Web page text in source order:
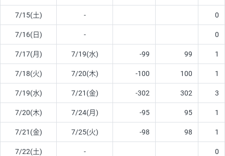
7/15(土) - 0
7/16(日) - 0
7/17(月) 7/19(水) -99 99 1
7/18(火) 7/20(木) -100 100 1
7/19(水) 7/21(金) -302 302 3
7/20(木) 7/24(月) -95 95 1
7/21(金) 7/25(火) -98 98 1
7/22(土) - 0